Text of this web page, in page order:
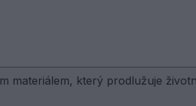
materiálem, který prodlužuje